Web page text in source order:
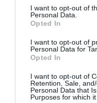
consent section.
I want to opt-out of
Personal Data.
Opted In
I want to opt-out of
Personal Data for
Opted In
I want to opt-out of
Retention, Sale,
Personal Data that
Purposes for which it
A harmadik
értjük, hogy felelős
nyilatkozhat úgy,
település lakóinak,
lévőknek és az
kiállnak a